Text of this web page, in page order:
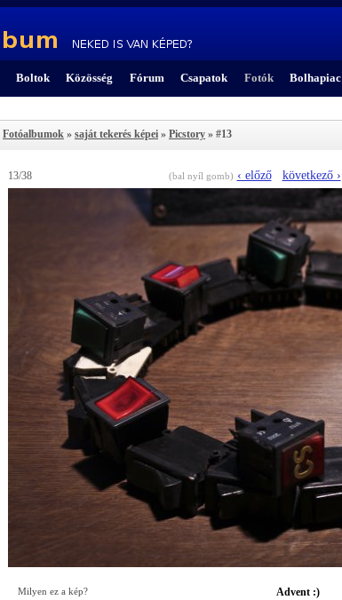
Boltok Közösség Fórum Csapatok Fotók Bolhapiac
Fotóalbumok » saját tekerés képei » Picstory » #13
13/38 (bal nyíl gomb) ‹ előző következő ›
Milyen ez a kép? Advent :)